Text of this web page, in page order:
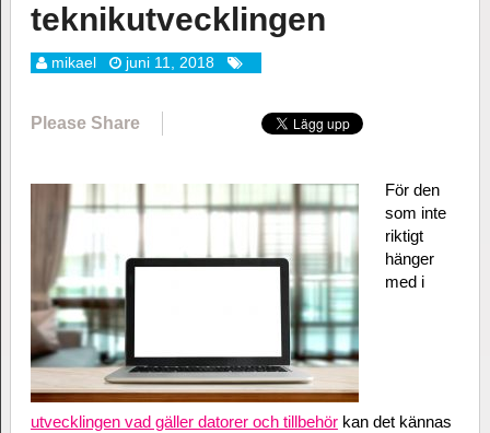
teknikutvecklingen
mikael juni 11, 2018
Please Share
För den
som inte
riktigt
hänger
med i
utvecklingen vad gäller datorer och tillbehörkan det kännas